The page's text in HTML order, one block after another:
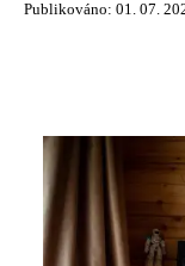
Publikováno: 01. 07.